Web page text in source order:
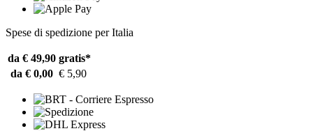
Spese di spedizione per Italia
da € 49,90 gratis*
da € 0,00 € 5,90